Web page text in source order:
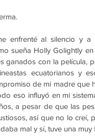
enfrenté al silencio y
sueña Holly Golightly
ganados con la película,
ecuatorianos y
de mi madre que
eso influyó en mi
a pesar de que las
así que no lo creí,
mal y sí, tuve una